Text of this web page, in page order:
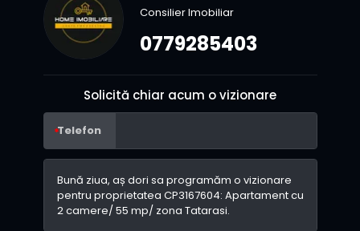
Consilier Imobiliar
0779285403
Solicită chiar acum o vizionare
Telefon